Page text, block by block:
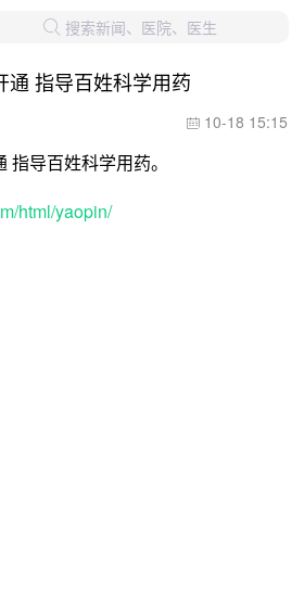
 搜索新闻、医院、医生
通 指导百姓科学用药
 10-18 15:15
导百姓科学用药。
html/yaopin/